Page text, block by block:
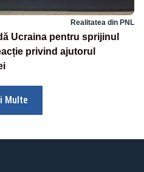
Realitatea din PNL
Ucraina pentru sprijinul
privind ajutorul
Multe